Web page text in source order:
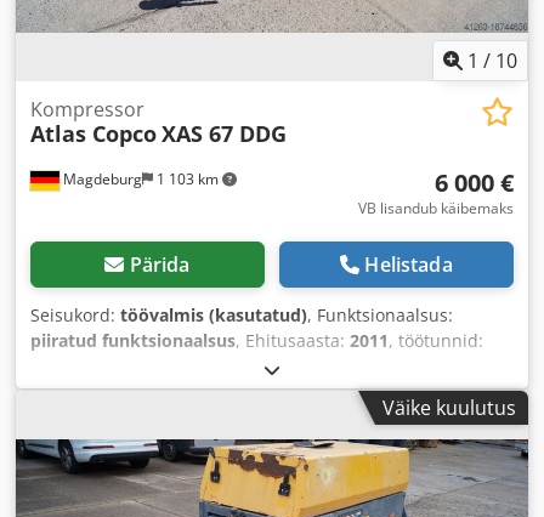
1 / 10
Magdeburg 1 103 km
Kompressor
Atlas CopcoXAS 67 DDG
6 000 €
VB lisandub käibemaks
Pärida Helistada
Seisukord: töövalmis (kasutatud), Funktsionaalsus:
piiratud funktsionaalsus, Ehitusaasta: 2011, töötunnid:
tahmafilter,
Väike kuulutus